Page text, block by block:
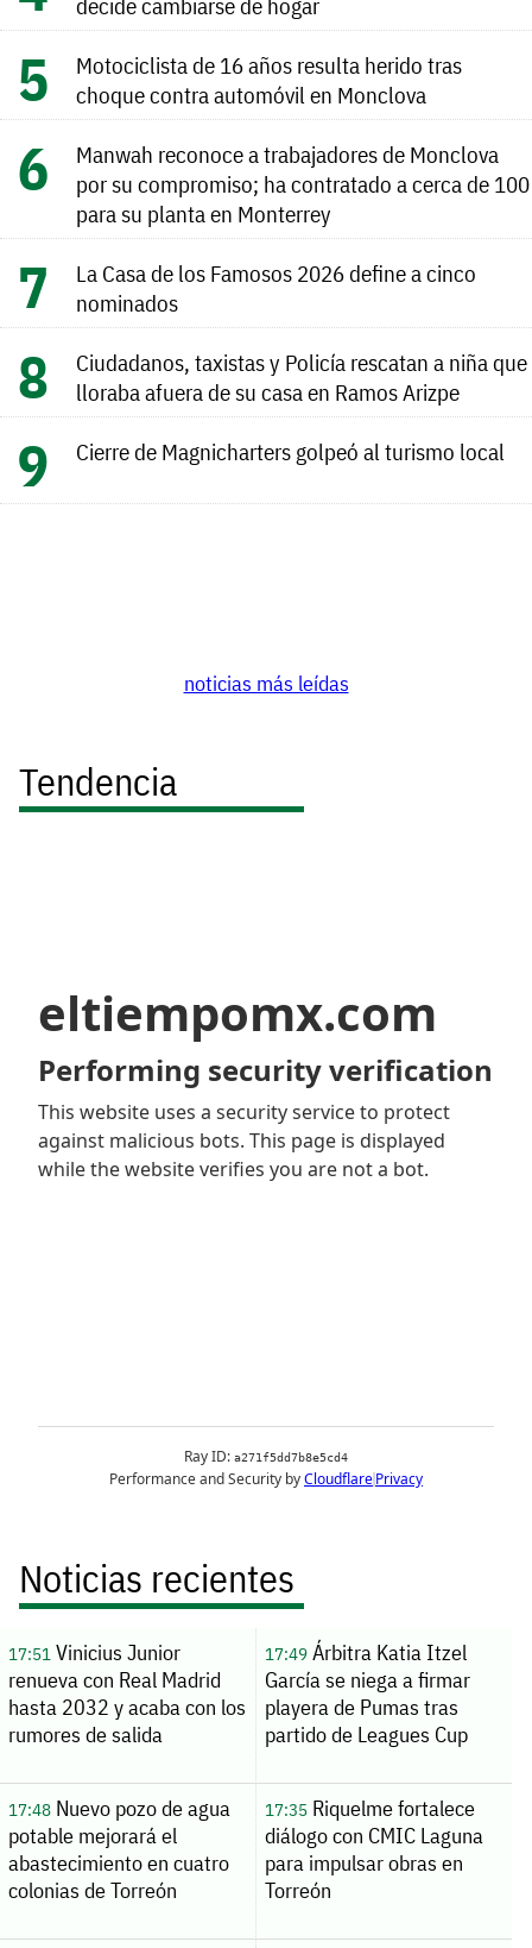
Motociclista de 16 años resulta herido tras
choque contra automóvil en Monclova
Manwah reconoce a trabajadores de Monclova
por su compromiso; ha contratado a cerca de 100
para su planta en Monterrey
La Casa de los Famosos 2026 define a cinco
nominados
Ciudadanos, taxistas y Policía rescatan a niña que
lloraba afuera de su casa en Ramos Arizpe
Cierre de Magnicharters golpeó al turismo local
noticias más leídas
Tendencia
Noticias recientes
17:51Vinicius Junior
renueva con Real Madrid
hasta 2032 y acaba con los
rumores de salida
17:49Árbitra Katia Itzel
García se niega a firmar
playera de Pumas tras
partido de Leagues Cup
17:48Nuevo pozo de agua
potable mejorará el
abastecimiento en cuatro
colonias de Torreón
17:35Riquelme fortalece
diálogo con CMIC Laguna
para impulsar obras en
Torreón